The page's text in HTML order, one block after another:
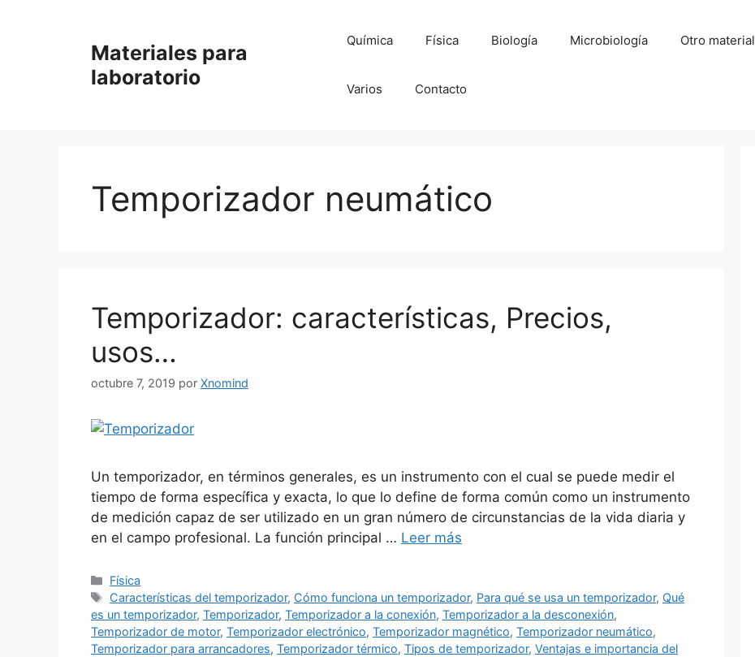
Materiales para
laboratorio
Química Física Biología Microbiología Otro material
Varios Contacto
Temporizador neumático
Temporizador: características, Precios,
usos…
octubre 7, 2019 por Xnomind
Un temporizador, en términos generales, es un instrumento con el cual se puede medir el
tiempo de forma específica y exacta, lo que lo define de forma común como un instrumento
de medición capaz de ser utilizado en un gran número de circunstancias de la vida diaria y
en el campo profesional. La función principal … Leer más
Categorías
Física
Etiquetas
Características del temporizador, Cómo funciona un temporizador, Para qué se usa un temporizador, Qué
es un temporizador, Temporizador, Temporizador a la conexión, Temporizador a la desconexión,
Temporizador de motor, Temporizador electrónico, Temporizador magnético, Temporizador neumático,
Temporizador para arrancadores, Temporizador térmico, Tipos de temporizador, Ventajas e importancia del